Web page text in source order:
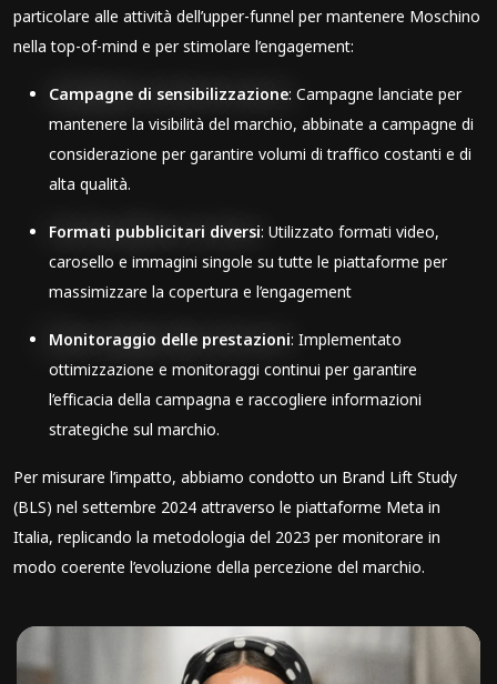
particolare alle attività dell’upper-funnel per mantenere Moschino
nella top-of-mind e per stimolare l’engagement:
Campagne di sensibilizzazione: Campagne lanciate per
mantenere la visibilità del marchio, abbinate a campagne di
considerazione per garantire volumi di traffico costanti e di
alta qualità.
Formati pubblicitari diversi: Utilizzato formati video,
carosello e immagini singole su tutte le piattaforme per
massimizzare la copertura e l’engagement
Monitoraggio delle prestazioni: Implementato
ottimizzazione e monitoraggi continui per garantire
l’efficacia della campagna e raccogliere informazioni
strategiche sul marchio.
Per misurare l’impatto, abbiamo condotto un Brand Lift Study
(BLS) nel settembre 2024 attraverso le piattaforme Meta in
Italia, replicando la metodologia del 2023 per monitorare in
modo coerente l’evoluzione della percezione del marchio.